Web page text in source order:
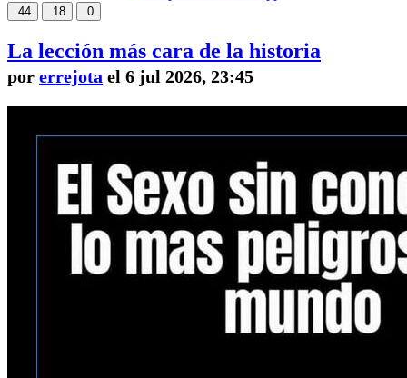
44 18 0
La lección más cara de la historia
por errejota el 6 jul 2026, 23:45